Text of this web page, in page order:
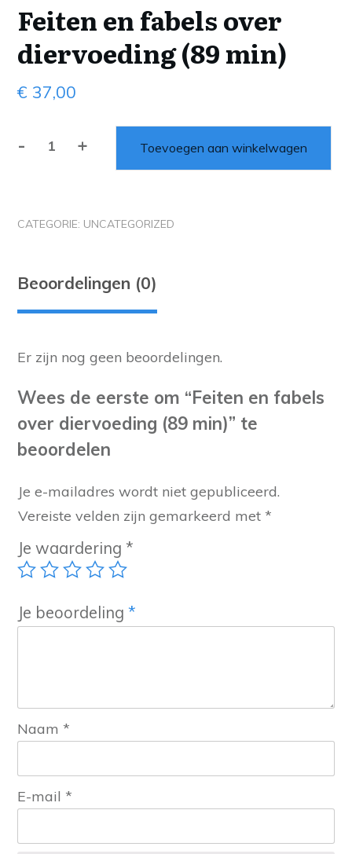
Feiten en fabels over
diervoeding (89 min)
€ 37,00
- + Toevoegen aan winkelwagen
CATEGORIE: UNCATEGORIZED
Beoordelingen (0)
Er zijn nog geen beoordelingen.
Wees de eerste om “Feiten en fabels
over diervoeding (89 min)” te
beoordelen
Je e-mailadres wordt niet gepubliceerd.
Vereiste velden zijn gemarkeerd met *
Je waardering *
Je beoordeling *
Naam *
E-mail *